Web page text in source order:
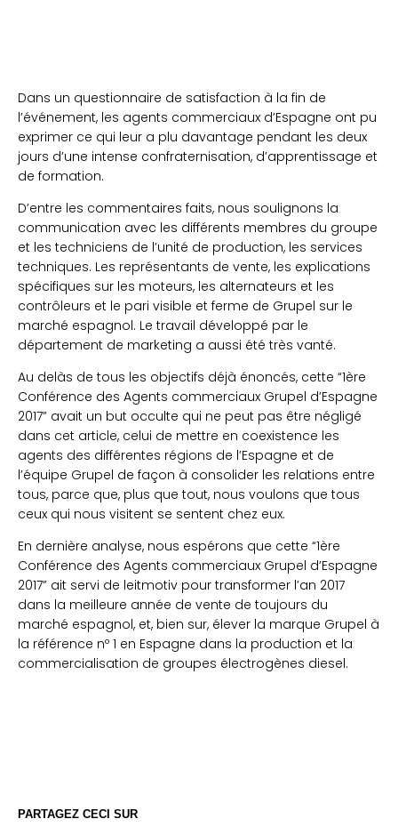
Dans un questionnaire de satisfaction à la fin de
l’événement, les agents commerciaux d’Espagne ont pu
exprimer ce qui leur a plu davantage pendant les deux
jours d’une intense confraternisation, d’apprentissage et
de formation.
D’entre les commentaires faits, nous soulignons la
communication avec les différents membres du groupe
et les techniciens de l’unité de production, les services
techniques. Les représentants de vente, les explications
spécifiques sur les moteurs, les alternateurs et les
contrôleurs et le pari visible et ferme de Grupel sur le
marché espagnol. Le travail développé par le
département de marketing a aussi été très vanté.
Au delàs de tous les objectifs déjà énoncés, cette “1ère
Conférence des Agents commerciaux Grupel d’Espagne
2017” avait un but occulte qui ne peut pas être négligé
dans cet article, celui de mettre en coexistence les
agents des différentes régions de l’Espagne et de
l’équipe Grupel de façon à consolider les relations entre
tous, parce que, plus que tout, nous voulons que tous
ceux qui nous visitent se sentent chez eux.
En dernière analyse, nous espérons que cette “1ère
Conférence des Agents commerciaux Grupel d’Espagne
2017” ait servi de leitmotiv pour transformer l’an 2017
dans la meilleure année de vente de toujours du
marché espagnol, et, bien sur, élever la marque Grupel à
la référence nº 1 en Espagne dans la production et la
commercialisation de groupes électrogènes diesel.
PARTAGEZ CECI SUR